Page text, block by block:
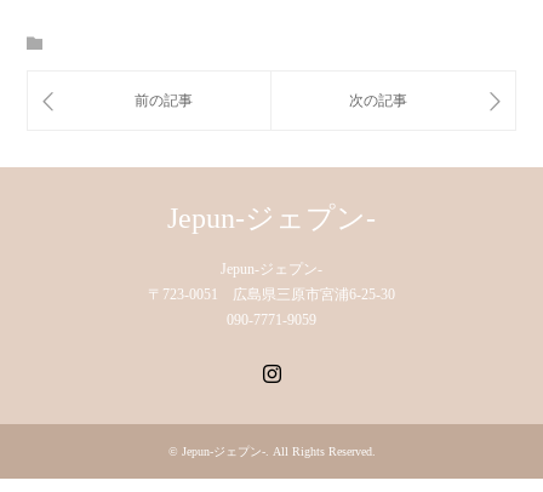
Jepun-ジェプン-
Jepun-ジェプン-
〒723-0051 広島県三原市宮浦6-25-30
090-7771-9059
© Jepun-ジェプン-. All Rights Reserved.